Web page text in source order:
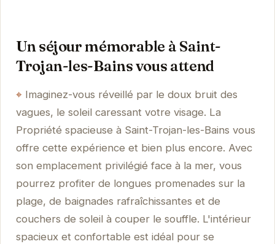
Un séjour mémorable à Saint-
Trojan-les-Bains vous attend
Imaginez-vous réveillé par le doux bruit des
vagues, le soleil caressant votre visage. La
Propriété spacieuse à Saint-Trojan-les-Bains vous
offre cette expérience et bien plus encore. Avec
son emplacement privilégié face à la mer, vous
pourrez profiter de longues promenades sur la
plage, de baignades rafraîchissantes et de
couchers de soleil à couper le souffle. L'intérieur
spacieux et confortable est idéal pour se